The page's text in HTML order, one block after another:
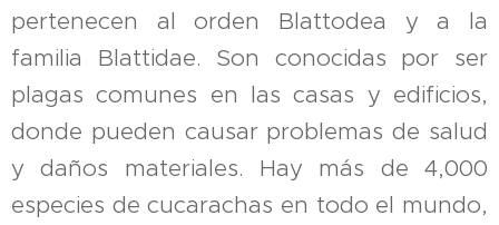
pertenecen al orden Blattodea y a la
familia Blattidae. Son conocidas por ser
plagas comunes en las casas y edificios,
donde pueden causar problemas de salud
y daños materiales. Hay más de 4,000
especies de cucarachas en todo el mundo,